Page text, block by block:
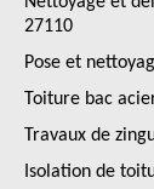
27110
Pose et
Toiture bac
Travaux de
Isolation de